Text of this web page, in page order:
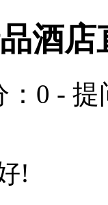
酒店
：0 - 提
!